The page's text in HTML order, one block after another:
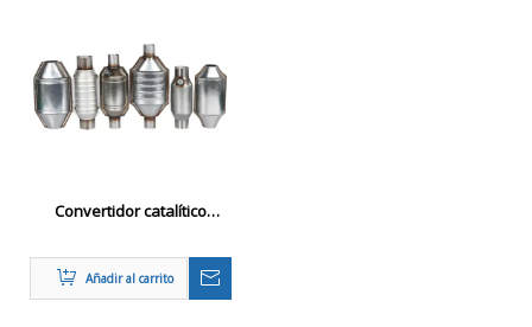
Convertidor catalítico
escape
Añadir al carrito